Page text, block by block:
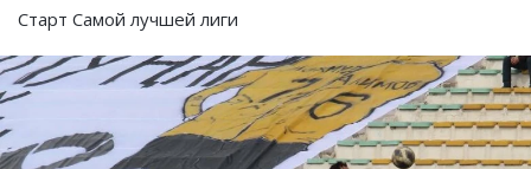
Старт Самой лучшей лиги